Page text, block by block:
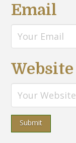
Email
Website